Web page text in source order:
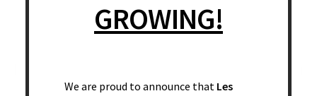
(vrac) – 800/bte
GROWING!
We are proud to announce that Les